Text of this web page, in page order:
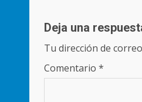
Deja una
Tu dirección de
Comentario *